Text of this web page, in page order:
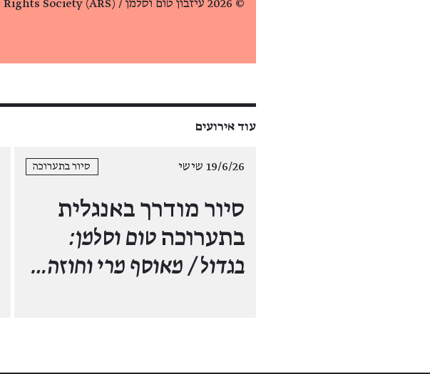
© 2026 עיזבון טום וסלמן / Artists Rights Society (ARS), ניו יורק
עוד אירועים
19/6/26 שישי סיור בתערוכה
סיור מודרך באנגלית
בתערוכה טום וסלמן:
בגדול / מאוסף מרי וחוזה…